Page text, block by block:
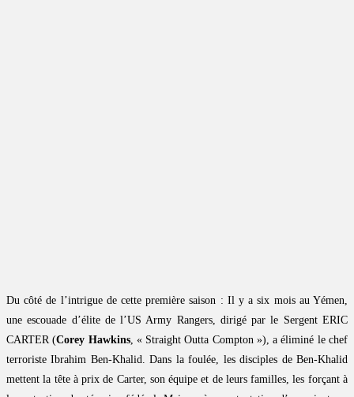
Du côté de l’intrigue de cette première saison : Il y a six mois au Yémen,
une escouade d’élite de l’US Army Rangers, dirigé par le Sergent ERIC
CARTER (Corey Hawkins, « Straight Outta Compton »), a éliminé le chef
terroriste Ibrahim Ben-Khalid. Dans la foulée, les disciples de Ben-Khalid
mettent la tête à prix de Carter, son équipe et de leurs familles, les forçant à